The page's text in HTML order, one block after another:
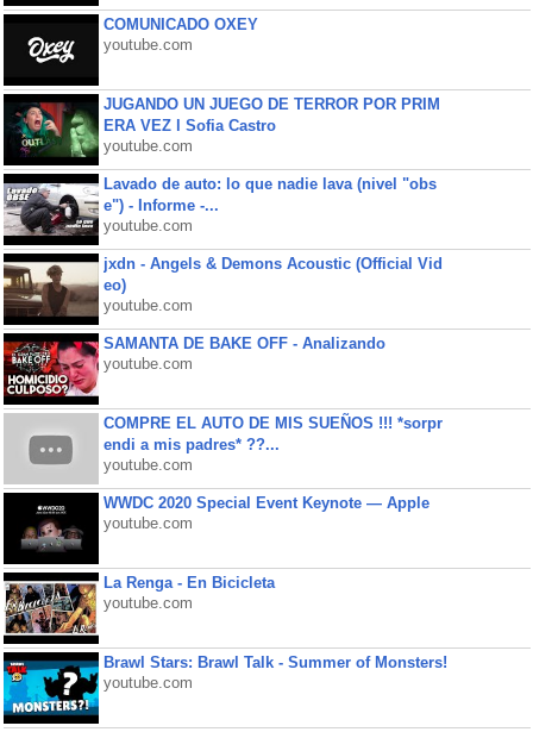
COMUNICADO OXEY
youtube.com
JUGANDO UN JUEGO DE TERROR POR PRIM
ERA VEZ l Sofia Castro
youtube.com
Lavado de auto: lo que nadie lava (nivel "obs
e") - Informe -...
youtube.com
jxdn - Angels & Demons Acoustic (Official Vid
eo)
youtube.com
SAMANTA DE BAKE OFF - Analizando
youtube.com
COMPRE EL AUTO DE MIS SUEÑOS !!! *sorpr
endi a mis padres* ??...
youtube.com
WWDC 2020 Special Event Keynote — Apple
youtube.com
La Renga - En Bicicleta
youtube.com
Brawl Stars: Brawl Talk - Summer of Monsters!
youtube.com